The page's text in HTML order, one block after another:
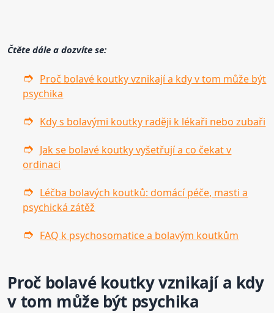
Čtěte dále a dozvíte se:
Proč bolavé koutky vznikají a kdy v tom může být
psychika
Kdy s bolavými koutky raději k lékaři nebo zubaři
Jak se bolavé koutky vyšetřují a co čekat v
ordinaci
Léčba bolavých koutků: domácí péče, masti a
psychická zátěž
FAQ k psychosomatice a bolavým koutkům
Proč bolavé koutky vznikají a kdy
v tom může být psychika